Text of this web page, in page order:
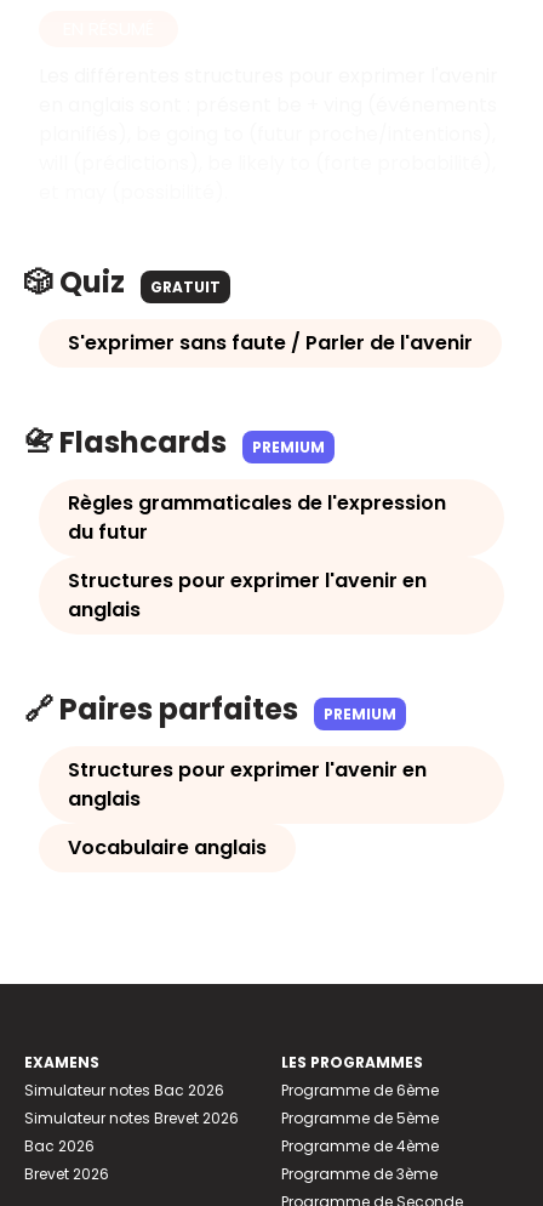
🎲 Quiz GRATUIT
S'exprimer sans faute / Parler de l'avenir
📇 Flashcards PREMIUM
Règles grammaticales de l'expression
du futur
Structures pour exprimer l'avenir en
anglais
🔗 Paires parfaites PREMIUM
Structures pour exprimer l'avenir en
anglais
Vocabulaire anglais
EXAMENS
Simulateur notes Bac 2026
Simulateur notes Brevet 2026
Bac 2026
Brevet 2026
LES PROGRAMMES
Programme de 6ème
Programme de 5ème
Programme de 4ème
Programme de 3ème
Programme de Seconde